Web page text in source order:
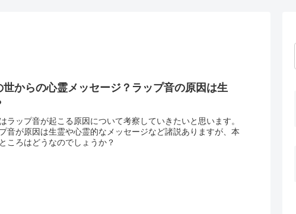
世からの心霊メッセージ？ラップ音の原因は生
ラップ音が起こる原因について考察していきたいと思います。
音が原因は生霊や心霊的なメッセージなど諸説ありますが、本
ころはどうなのでしょうか？